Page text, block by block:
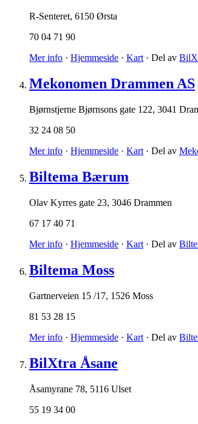
R-Senteret, 6150 Ørsta
70 04 71 90
Mer info · Hjemmeside · Kart · Del av
Mekonomen Drammen AS
Bjørnstjerne Bjørnsons gate 122, 3041
32 24 08 50
Mer info · Hjemmeside · Kart · Del av
Biltema Bærum
Olav Kyrres gate 23, 3046 Drammen
67 17 40 71
Mer info · Hjemmeside · Kart · Del av
Biltema Moss
Gartnerveien 15 /17, 1526 Moss
81 53 28 15
Mer info · Hjemmeside · Kart · Del av
BilXtra Åsane
Åsamyrane 78, 5116 Ulset
55 19 34 00